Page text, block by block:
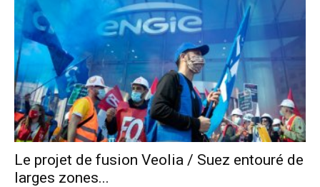
Le projet de fusion Veolia / Suez entouré de
larges zones...